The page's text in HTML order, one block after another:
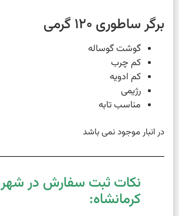
برگر ساطوری 120 گرمی
گوشت گوساله
کم چرب
کم ادویه
رژیمی
مناسب تابه
در انبار موجود نمی باشد
نکات ثبت سفارش در شهر
کرمانشاه: